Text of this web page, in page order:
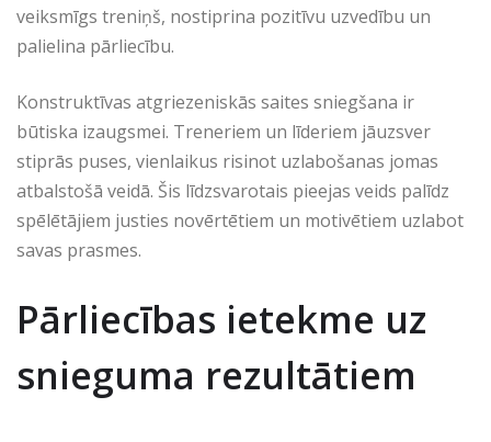
veiksmīgs treniņš, nostiprina pozitīvu uzvedību un
palielina pārliecību.
Konstruktīvas atgriezeniskās saites sniegšana ir
būtiska izaugsmei. Treneriem un līderiem jāuzsver
stiprās puses, vienlaikus risinot uzlabošanas jomas
atbalstošā veidā. Šis līdzsvarotais pieejas veids palīdz
spēlētājiem justies novērtētiem un motivētiem uzlabot
savas prasmes.
Pārliecības ietekme uz
snieguma rezultātiem